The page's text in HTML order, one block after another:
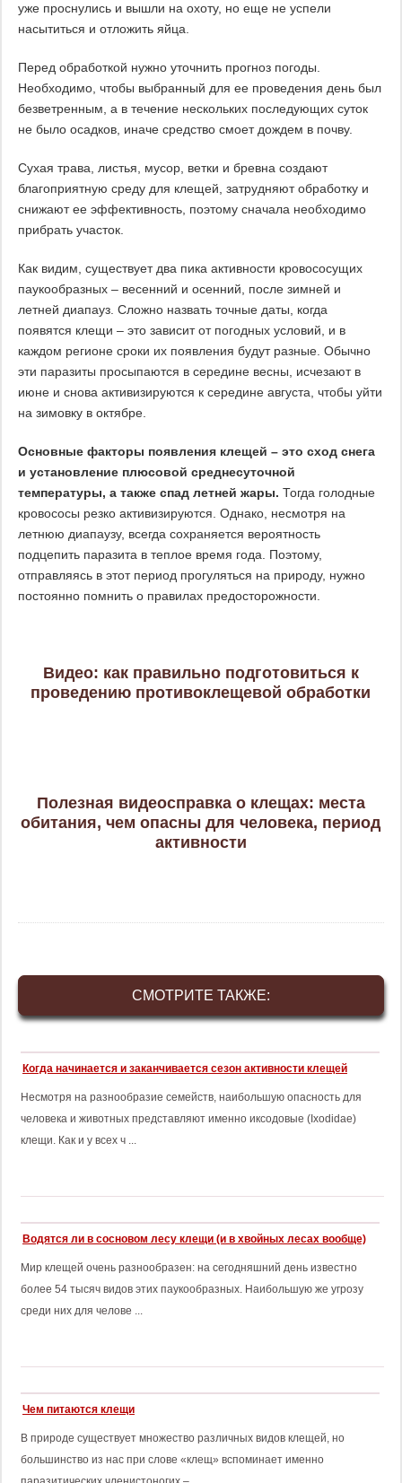
уже проснулись и вышли на охоту, но еще не успели
насытиться и отложить яйца.
Перед обработкой нужно уточнить прогноз погоды.
Необходимо, чтобы выбранный для ее проведения день был
безветренным, а в течение нескольких последующих суток
не было осадков, иначе средство смоет дождем в почву.
Сухая трава, листья, мусор, ветки и бревна создают
благоприятную среду для клещей, затрудняют обработку и
снижают ее эффективность, поэтому сначала необходимо
прибрать участок.
Как видим, существует два пика активности кровососущих
паукообразных – весенний и осенний, после зимней и
летней диапауз. Сложно назвать точные даты, когда
появятся клещи – это зависит от погодных условий, и в
каждом регионе сроки их появления будут разные. Обычно
эти паразиты просыпаются в середине весны, исчезают в
июне и снова активизируются к середине августа, чтобы уйти
на зимовку в октябре.
Основные факторы появления клещей – это сход снега
и установление плюсовой среднесуточной
температуры, а также спад летней жары. Тогда голодные
кровососы резко активизируются. Однако, несмотря на
летнюю диапаузу, всегда сохраняется вероятность
подцепить паразита в теплое время года. Поэтому,
отправляясь в этот период прогуляться на природу, нужно
постоянно помнить о правилах предосторожности.
Видео: как правильно подготовиться к
проведению противоклещевой обработки
Полезная видеосправка о клещах: места
обитания, чем опасны для человека, период
активности
СМОТРИТЕ ТАКЖЕ:
Когда начинается и заканчивается сезон активности клещей
Несмотря на разнообразие семейств, наибольшую опасность для
человека и животных представляют именно иксодовые (Ixodidae)
клещи. Как и у всех ч ...
Водятся ли в сосновом лесу клещи (и в хвойных лесах вообще)
Мир клещей очень разнообразен: на сегодняшний день известно
более 54 тысяч видов этих паукообразных. Наибольшую же угрозу
среди них для челове ...
Чем питаются клещи
В природе существует множество различных видов клещей, но
большинство из нас при слове «клещ» вспоминает именно